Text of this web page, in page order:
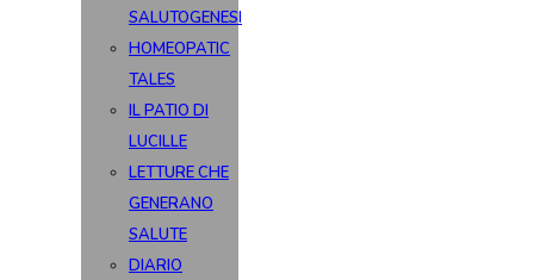
SALUTOGENESI
HOMEOPATIC
TALES
IL PATIO DI
LUCILLE
LETTURE CHE
GENERANO
SALUTE
DIARIO